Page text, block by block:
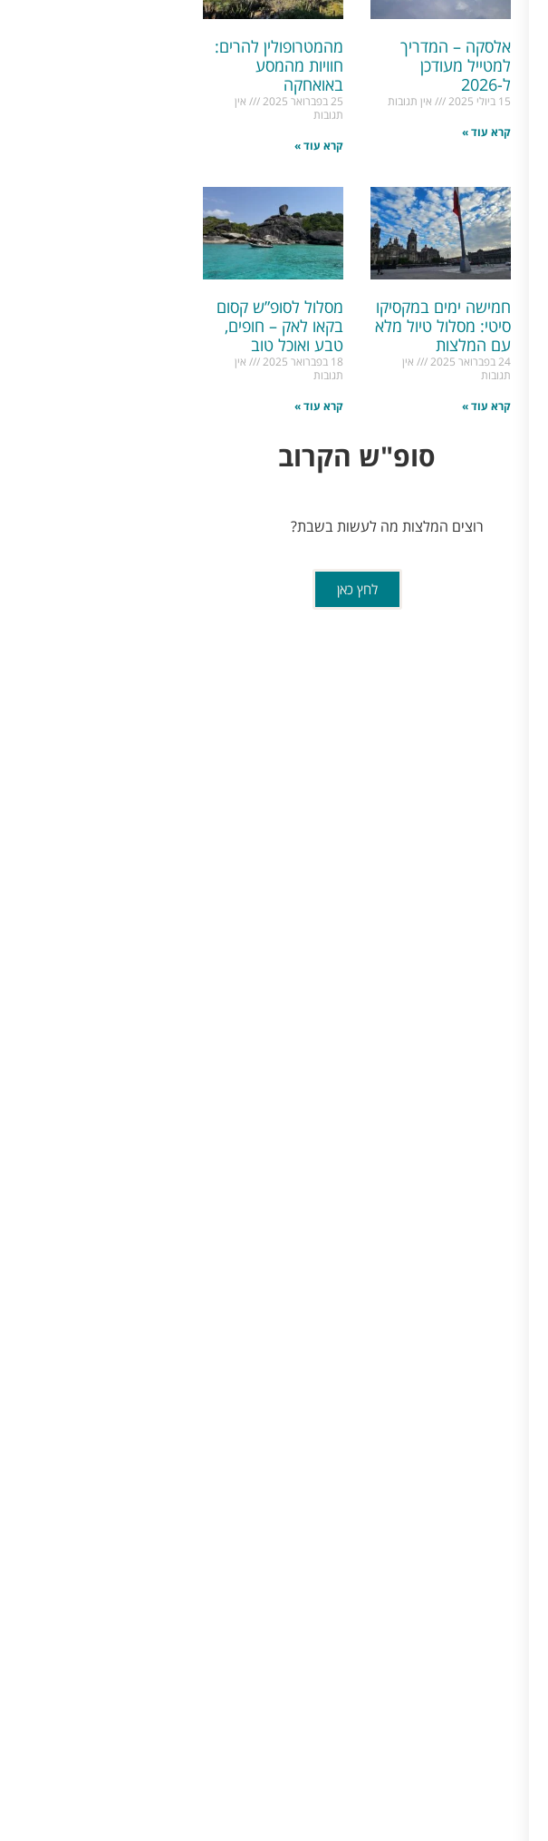
אלסקה – המדריך
למטייל מעודכן
ל-2026
15 ביולי 2025
אין תגובות
קרא עוד »
מהמטרופולין להרים:
חוויות מהמסע
באואחקה
25 בפברואר 2025
אין
תגובות
קרא עוד »
חמישה ימים במקסיקו
סיטי: מסלול טיול מלא
עם המלצות
24 בפברואר 2025
אין
תגובות
קרא עוד »
מסלול לסופ”ש קסום
בקאו לאק – חופים,
טבע ואוכל טוב
18 בפברואר 2025
אין
תגובות
קרא עוד »
סופ"ש הקרוב
רוצים המלצות מה לעשות בשבת?
לחץ כאן